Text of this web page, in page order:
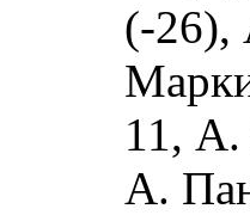
(-26),
11, А.
А.